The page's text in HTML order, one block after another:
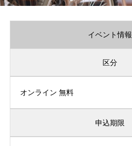
イベント情報
区分
オンライン 無料
申込期限